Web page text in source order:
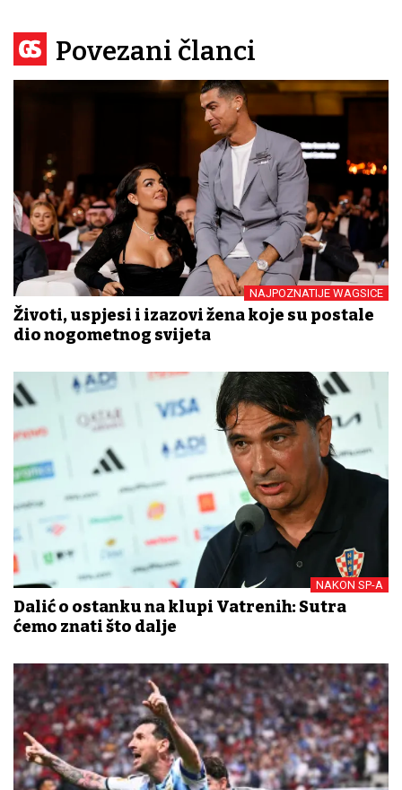
Povezani članci
NAJPOZNATIJE WAGSICE
Životi, uspjesi i izazovi žena koje su postale
dio nogometnog svijeta
NAKON SP-A
Dalić o ostanku na klupi Vatrenih: Sutra
ćemo znati što dalje